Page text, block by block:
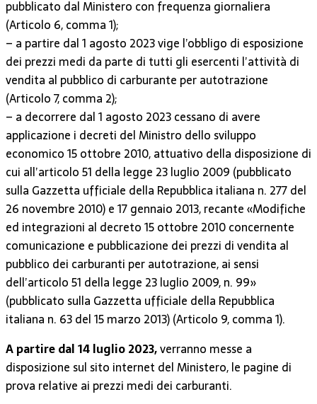
pubblicato dal Ministero con frequenza giornaliera
(Articolo 6, comma 1);
– a partire dal 1 agosto 2023 vige l’obbligo di esposizione
dei prezzi medi da parte di tutti gli esercenti l’attività di
vendita al pubblico di carburante per autotrazione
(Articolo 7, comma 2);
– a decorrere dal 1 agosto 2023 cessano di avere
applicazione i decreti del Ministro dello sviluppo
economico 15 ottobre 2010, attuativo della disposizione di
cui all’articolo 51 della legge 23 luglio 2009 (pubblicato
sulla Gazzetta ufficiale della Repubblica italiana n. 277 del
26 novembre 2010) e 17 gennaio 2013, recante «Modifiche
ed integrazioni al decreto 15 ottobre 2010 concernente
comunicazione e pubblicazione dei prezzi di vendita al
pubblico dei carburanti per autotrazione, ai sensi
dell’articolo 51 della legge 23 luglio 2009, n. 99»
(pubblicato sulla Gazzetta ufficiale della Repubblica
italiana n. 63 del 15 marzo 2013) (Articolo 9, comma 1).
A partire dal 14 luglio 2023,verranno messe a
disposizione sul sito internet del Ministero, le pagine di
prova relative ai prezzi medi dei carburanti.